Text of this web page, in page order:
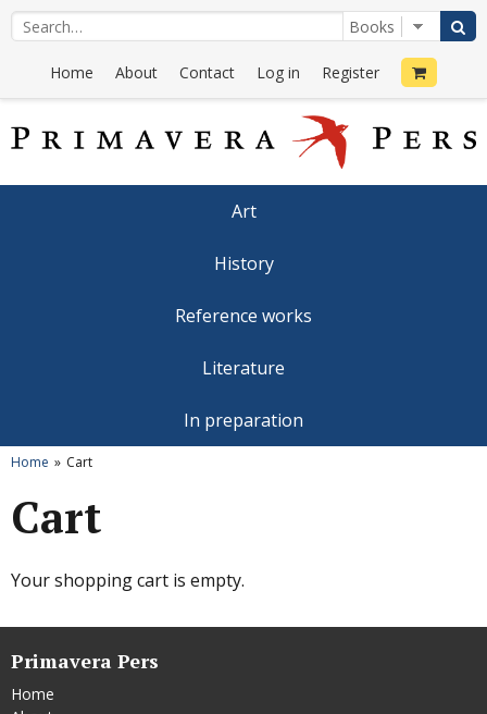
Home About Contact Log in Register
Art
History
Reference works
Literature
In preparation
Home Cart
Cart
Your shopping cart is empty.
Primavera Pers
Home